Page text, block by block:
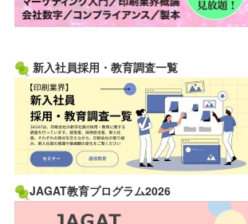
新入社員採用・教育調査一覧
JAGAT教育プログラム2026